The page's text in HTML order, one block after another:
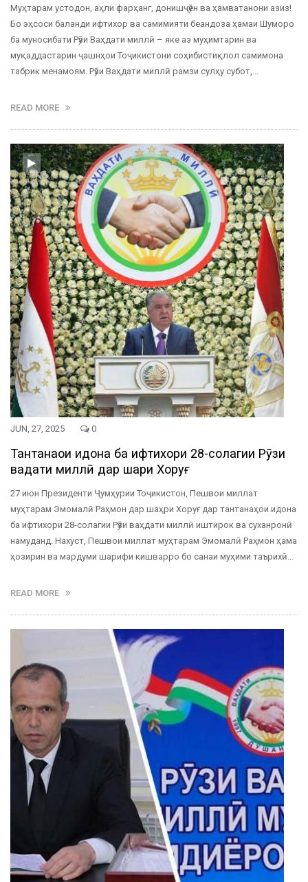
Муҳтарам устодон, аҳли фарҳанг, донишҷӯён ва ҳамватанони азиз!
Бо эҳсоси баланди ифтихор ва самимияти беандоза ҳамаи Шуморо
ба муносибати Рӯзи Ваҳдати миллӣ – яке аз муҳимтарин ва
муқаддастарин ҷашнҳои Тоҷикистони соҳибистиқлол самимона
табрик менамоям. Рӯзи Ваҳдати миллӣ рамзи сулҳу субот,…
READ MORE
JUN, 27, 2025 0
Тантанаҳои идона ба ифтихори 28-солагии Рӯзи
ваҳдати миллӣ дар шаҳри Хоруғ
27 июн Президенти Ҷумҳурии Тоҷикистон, Пешвои миллат
муҳтарам Эмомалӣ Раҳмон дар шаҳри Хоруғ дар тантанаҳои идона
ба ифтихори 28-солагии Рӯзи ваҳдати миллӣ иштирок ва суханронӣ
намуданд. Нахуст, Пешвои миллат муҳтарам Эмомалӣ Раҳмон ҳама
ҳозирин ва мардуми шарифи кишварро бо санаи муҳими таърихӣ…
READ MORE